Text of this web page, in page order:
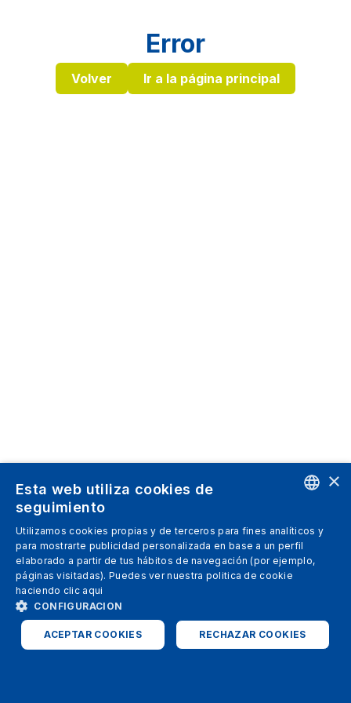
Error
Volver Ir a la página principal
SPANISH
ITALIAN
ENGLISH
×
Esta web utiliza cookies de
seguimiento
Utilizamos cookies propias y de terceros para fines analíticos y
para mostrarte publicidad personalizada en base a un perfil
elaborado a partir de tus hábitos de navegación (por ejemplo,
páginas visitadas). Puedes ver nuestra politica de cookie
haciendo clic aqui
CONFIGURACION
ACEPTAR COOKIES RECHAZAR COOKIES